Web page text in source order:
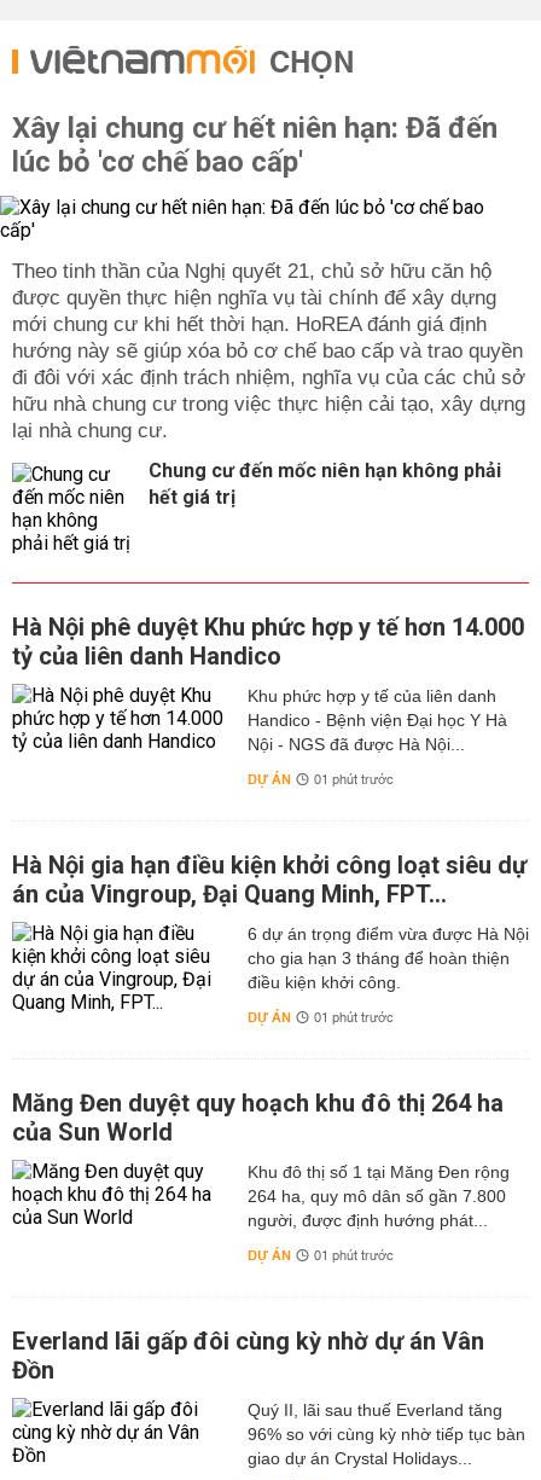
CHỌN
Xây lại chung cư hết niên hạn: Đã đến
lúc bỏ 'cơ chế bao cấp'
Theo tinh thần của Nghị quyết 21, chủ sở hữu căn hộ
được quyền thực hiện nghĩa vụ tài chính để xây dựng
mới chung cư khi hết thời hạn. HoREA đánh giá định
hướng này sẽ giúp xóa bỏ cơ chế bao cấp và trao quyền
đi đôi với xác định trách nhiệm, nghĩa vụ của các chủ sở
hữu nhà chung cư trong việc thực hiện cải tạo, xây dựng
lại nhà chung cư.
Chung cư đến mốc niên hạn không phải
hết giá trị
Hà Nội phê duyệt Khu phức hợp y tế hơn 14.000
tỷ của liên danh Handico
Khu phức hợp y tế của liên danh
Handico - Bệnh viện Đại học Y Hà
Nội - NGS đã được Hà Nội...
DỰ ÁN 01 phút trước
Hà Nội gia hạn điều kiện khởi công loạt siêu dự
án của Vingroup, Đại Quang Minh, FPT...
6 dự án trọng điểm vừa được Hà Nội
cho gia hạn 3 tháng để hoàn thiện
điều kiện khởi công.
DỰ ÁN 01 phút trước
Măng Đen duyệt quy hoạch khu đô thị 264 ha
của Sun World
Khu đô thị số 1 tại Măng Đen rộng
264 ha, quy mô dân số gần 7.800
người, được định hướng phát...
DỰ ÁN 01 phút trước
Everland lãi gấp đôi cùng kỳ nhờ dự án Vân
Đồn
Quý II, lãi sau thuế Everland tăng
96% so với cùng kỳ nhờ tiếp tục bàn
giao dự án Crystal Holidays...